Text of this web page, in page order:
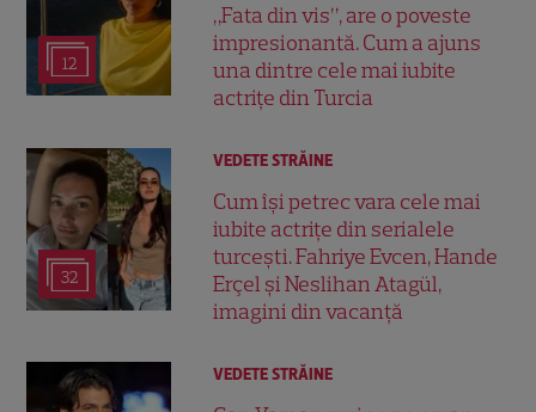
12
„Fata din vis”, are o poveste
impresionantă. Cum a ajuns
una dintre cele mai iubite
actrițe din Turcia
32
VEDETE STRĂINE
Cum își petrec vara cele mai
iubite actrițe din serialele
turcești. Fahriye Evcen, Hande
Erçel și Neslihan Atagül,
imagini din vacanță
VEDETE STRĂINE